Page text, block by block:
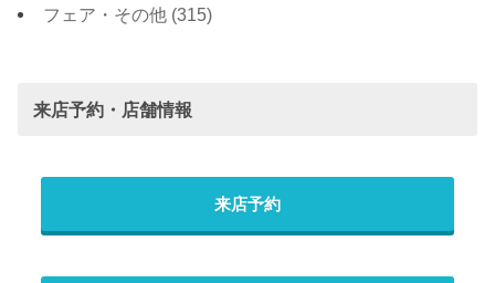
フェア・その他 (315)
来店予約・店舗情報
来店予約